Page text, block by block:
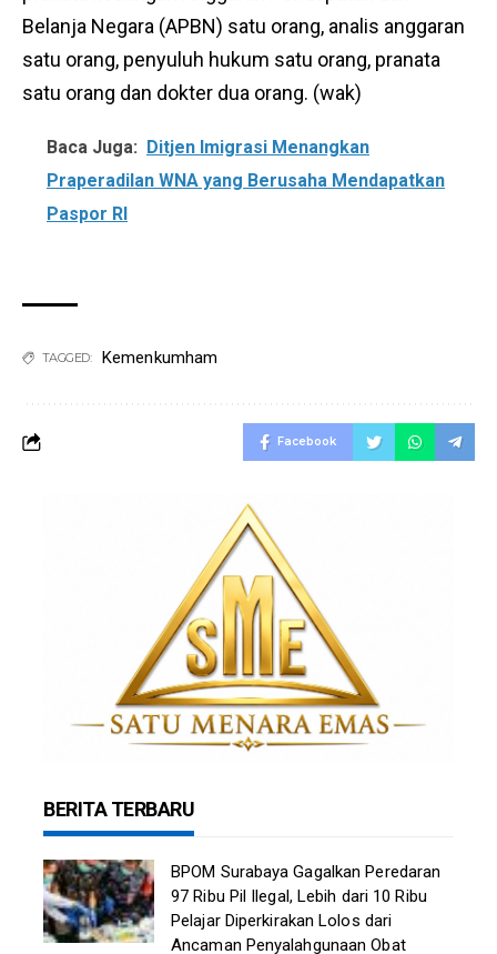
Belanja Negara (APBN) satu orang, analis anggaran
satu orang, penyuluh hukum satu orang, pranata
satu orang dan dokter dua orang. (wak)
Baca Juga: Ditjen Imigrasi Menangkan
Praperadilan WNA yang Berusaha Mendapatkan
Paspor RI
TAGGED: Kemenkumham
Facebook
BERITA TERBARU
BPOM Surabaya Gagalkan Peredaran
97 Ribu Pil Ilegal, Lebih dari 10 Ribu
Pelajar Diperkirakan Lolos dari
Ancaman Penyalahgunaan Obat